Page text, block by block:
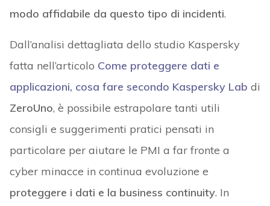
modo affidabile da questo tipo di incidenti.
Dall’analisi dettagliata dello studio Kaspersky
fatta nell’articolo Come proteggere dati e
applicazioni, cosa fare secondo Kaspersky Lab di
ZeroUno, è possibile estrapolare tanti utili
consigli e suggerimenti pratici pensati in
particolare per aiutare le PMI a far fronte a
cyber minacce in continua evoluzione e
proteggere i dati e la business continuity. In